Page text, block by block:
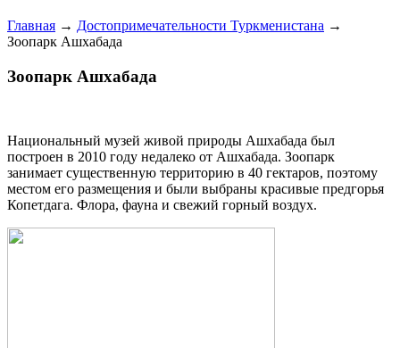
Главная → Достопримечательности Туркменистана →
Зоопарк Ашхабада
Зоопарк Ашхабада
Национальный музей живой природы Ашхабада был
построен в 2010 году недалеко от Ашхабада. Зоопарк
занимает существенную территорию в 40 гектаров, поэтому
местом его размещения и были выбраны красивые предгорья
Копетдага. Флора, фауна и свежий горный воздух.